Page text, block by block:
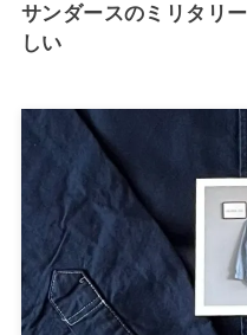
サンダースのミリタリ
しい